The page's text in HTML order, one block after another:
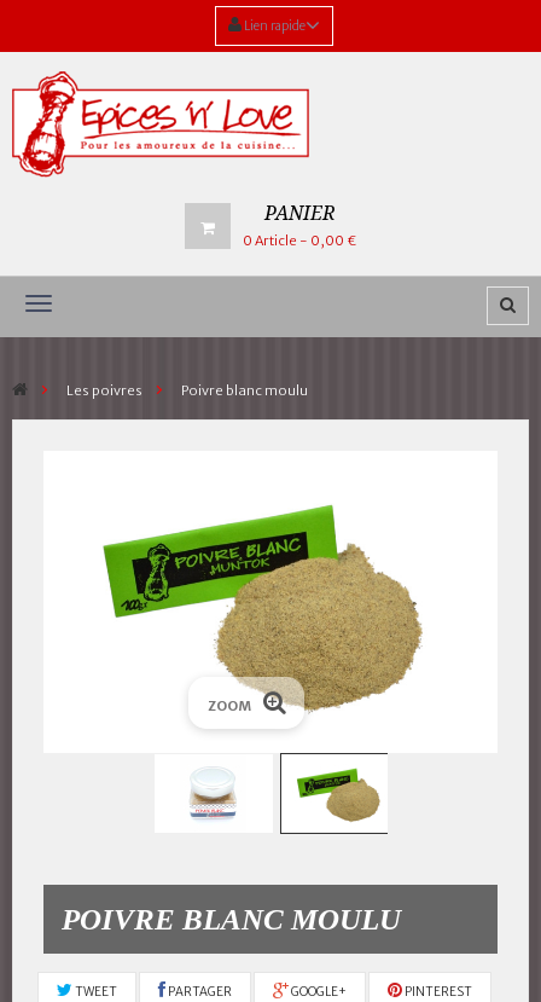
Lien rapide
PANIER
0 Article - 0,00 €
Navigation
> Les poivres > Poivre blanc moulu
ZOOM
POIVRE BLANC MOULU
TWEET PARTAGER GOOGLE+ PINTEREST